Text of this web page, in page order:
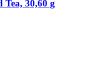
30,60 g